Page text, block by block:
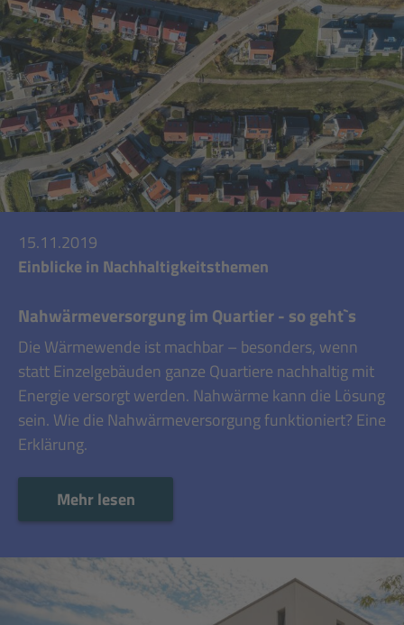
15.11.2019
Einblicke in Nachhaltigkeitsthemen
Nahwärmeversorgung im Quartier - so geht`s
Die Wärmewende ist machbar – besonders, wenn
statt Einzelgebäuden ganze Quartiere nachhaltig mit
Energie versorgt werden. Nahwärme kann die Lösung
sein. Wie die Nahwärmeversorgung funktioniert? Eine
Erklärung.
Mehr lesen